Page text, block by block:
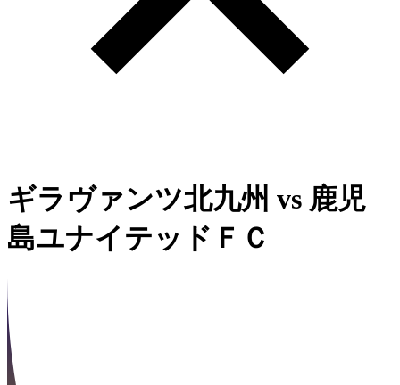
ギラヴァンツ北九州 vs 鹿児
島ユナイテッドＦＣ